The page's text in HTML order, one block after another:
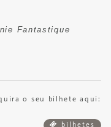
Fantastique
o seu bilhete aqui:
bilhetes